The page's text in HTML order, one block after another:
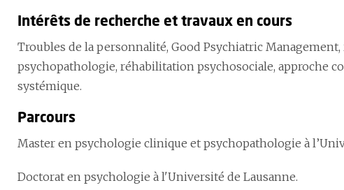
Intérêts de recherche et travaux en cours
Troubles de la personnalité, Good Psychiatric
psychopathologie, réhabilitation psychosociale, approche
systémique.
Parcours
Master en psychologie clinique et psychopathologie à
Doctorat en psychologie à l'Université de Lausanne.